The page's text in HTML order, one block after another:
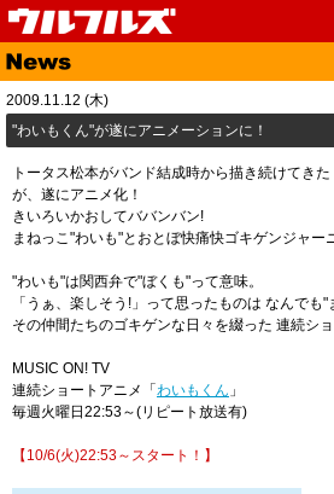
Top
Media Live
Fanclub
2009.11.12 (木)
"わいもくん"が遂にアニメーションに！
トータス松本がバンド結成時から描き続けてきた
が、遂にアニメ化！
きいろいかおしてババンバン!
まねっこ"わいも"とおとぼ快痛快ゴキゲンジャー
"わいも"は関西弁で"ぼくも"って意味。
「うぁ、楽しそう!」って思ったものは なんでも
その仲間たちのゴキゲンな日々を綴った 連続ショ
MUSIC ON! TV
連続ショートアニメ「 わいもくん 」
毎週火曜日22:53～(リピート放送有)
【10/6(火)22:53～スタート！】